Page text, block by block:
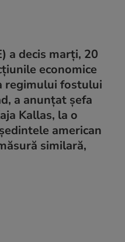
a decis marți, 20
economice
regimului fostului
a anunţat şefa
Kallas, la o
american
similară,